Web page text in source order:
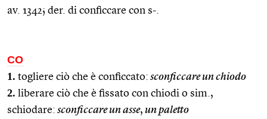
av. 1342; der. di conficcare con s-.
CO
1. togliere ciò che è conficcato: sconficcare un chiodo
2. liberare ciò che è fissato con chiodi o sim.,
schiodare: sconficcare un asse, un paletto